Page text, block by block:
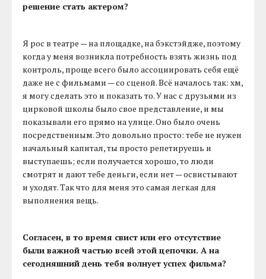
решение стать актером?
Я рос в театре — на площадке, на бэкстэйдже, поэтому
когда у меня возникла потребность взять жизнь под
контроль, проще всего было ассоциировать себя ещё
даже не с фильмами — со сценой. Всё началось так: хм,
я могу сделать это и показать то. У нас с друзьями из
цирковой школы было свое представление, и мы
показывали его прямо на улице. Оно было очень
посредственным. Это довольно просто: тебе не нужен
начальный капитал, ты просто репетируешь и
выступаешь; если получается хорошо, то люди
смотрят и дают тебе деньги, если нет — освистывают
и уходят. Так что для меня это самая легкая для
выполнения вещь.
Согласен, в то время свист или его отсутствие
были важной частью всей этой цепочки. А на
сегодняшний день тебя волнует успех фильма?